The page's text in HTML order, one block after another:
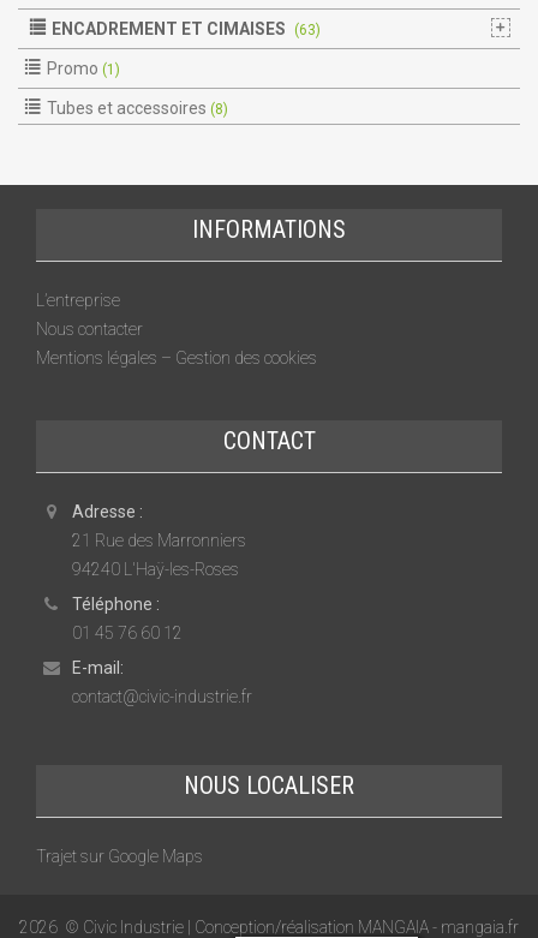
ENCADREMENT ET CIMAISES (63)
Promo (1)
Tubes et accessoires (8)
INFORMATIONS
L’entreprise
Nous contacter
Mentions légales – Gestion des cookies
CONTACT
Adresse :
21 Rue des Marronniers
94240 L'Haÿ-les-Roses
Téléphone :
01 45 76 60 12
E-mail:
contact@civic-industrie.fr
NOUS LOCALISER
Trajet sur Google Maps
2026 © Civic Industrie | Conception/réalisation MANGAIA - mangaia.fr